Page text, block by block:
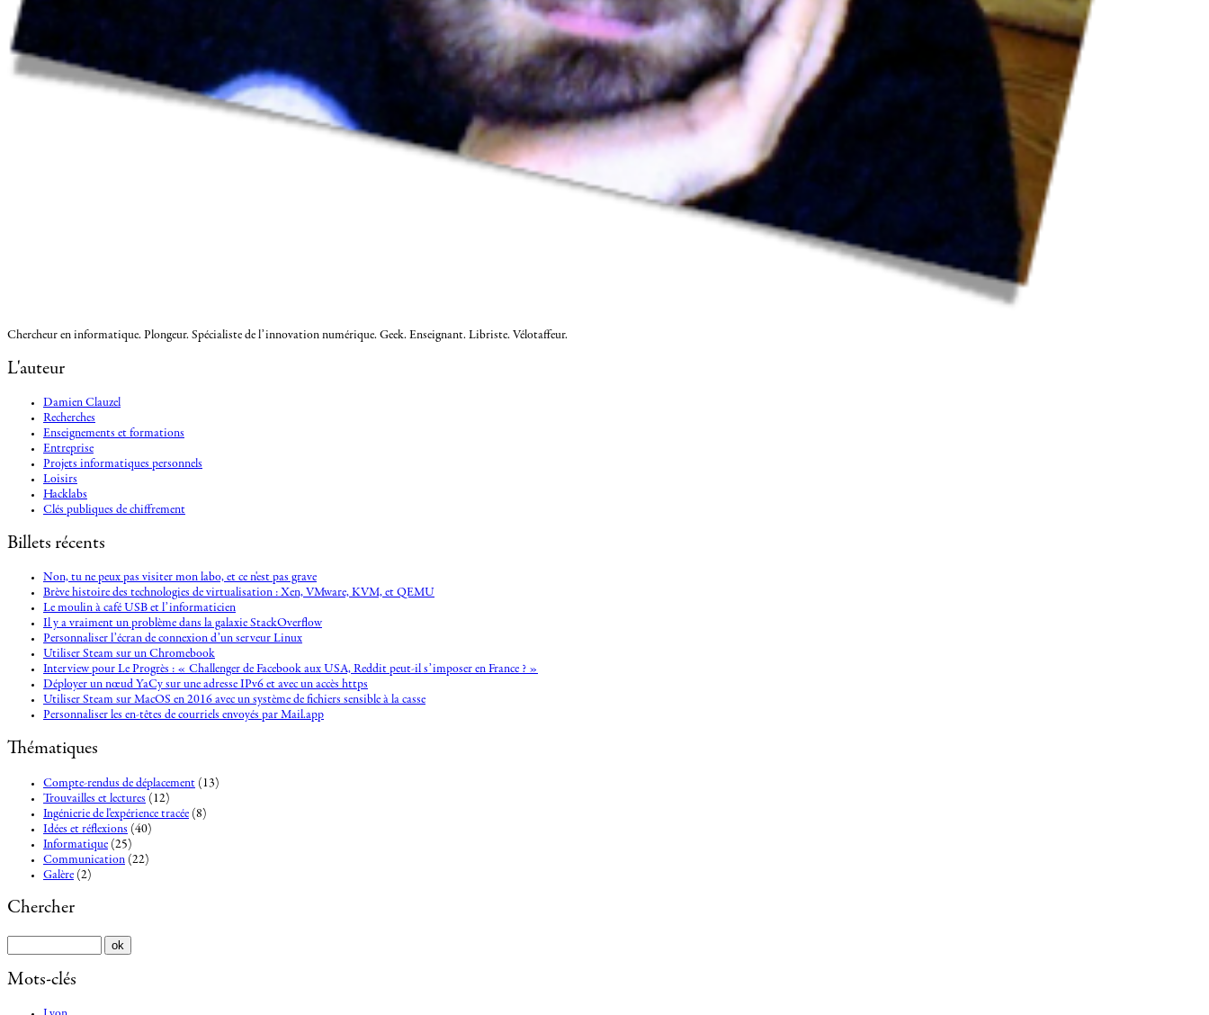
Chercheur en informatique. Plongeur. Spécialiste de l’innovation numérique. Geek. Enseignant. Libriste. Vélotaffeur.
L'auteur
Damien Clauzel
Recherches
Enseignements et formations
Entreprise
Projets informatiques personnels
Loisirs
Hacklabs
Clés publiques de chiffrement
Billets récents
Non, tu ne peux pas visiter mon labo, et ce n'est pas grave
Brève histoire des technologies de virtualisation : Xen, VMware, KVM, et QEMU
Le moulin à café USB et l’informaticien
Il y a vraiment un problème dans la galaxie StackOverflow
Personnaliser l’écran de connexion d’un serveur Linux
Utiliser Steam sur un Chromebook
Interview pour Le Progrès : « Challenger de Facebook aux USA, Reddit peut-il s’imposer en France ? »
Déployer un nœud YaCy sur une adresse IPv6 et avec un accès https
Utiliser Steam sur MacOS en 2016 avec un système de fichiers sensible à la casse
Personnaliser les en-têtes de courriels envoyés par Mail.app
Thématiques
Compte-rendus de déplacement (13)
Trouvailles et lectures (12)
Ingénierie de l'expérience tracée (8)
Idées et réflexions (40)
Informatique (25)
Communication (22)
Galère (2)
Chercher
Mots-clés